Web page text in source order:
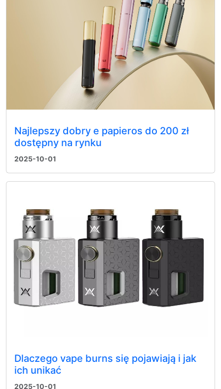
Najlepszy dobry e papieros do 200 zł
dostępny na rynku
2025-10-01
Dlaczego vape burns się pojawiają i jak
ich unikać
2025-10-01